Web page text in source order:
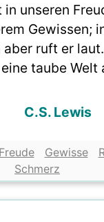
unseren
Gewissen;
aber ruft er
taube Welt
C.S. Lewis
Freude Gewisse
Schmerz